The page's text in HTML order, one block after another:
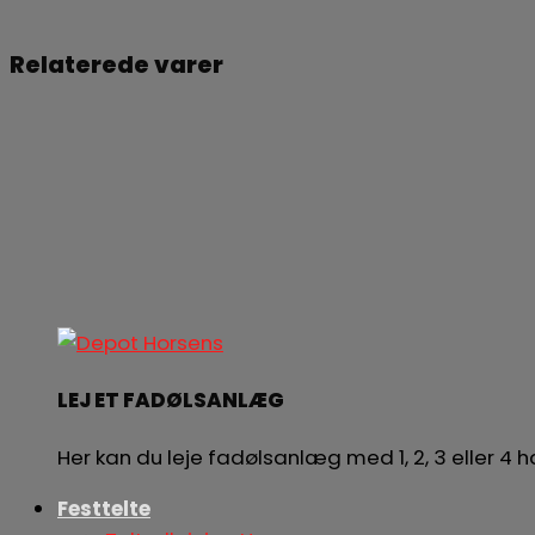
LEJ ET FADØLSANLÆG
Her kan du leje fadølsanlæg med 1, 2, 3 eller
Festtelte
Relaterede varer